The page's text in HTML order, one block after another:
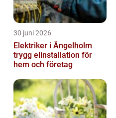
30 juni 2026
Elektriker i Ängelholm
trygg elinstallation för
hem och företag